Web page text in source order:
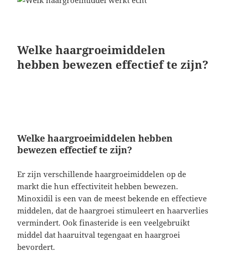
Welke haargroeimiddelen
hebben bewezen effectief te zijn?
Welke haargroeimiddelen hebben
bewezen effectief te zijn?
Er zijn verschillende haargroeimiddelen op de
markt die hun effectiviteit hebben bewezen.
Minoxidil is een van de meest bekende en effectieve
middelen, dat de haargroei stimuleert en haarverlies
vermindert. Ook finasteride is een veelgebruikt
middel dat haaruitval tegengaat en haargroei
bevordert.